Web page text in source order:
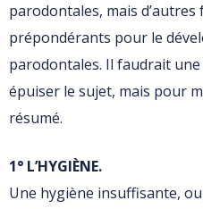
parodontales, mais
prépondérants pour le
parodontales. Il faudrait
épuiser le sujet, mais pour
résumé.
1° L’HYGIÈNE.
Une hygiène insuffisante,